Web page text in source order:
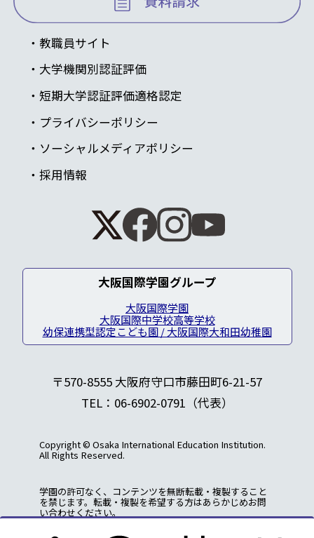
教職員サイト
大学機関別認証評価
短期大学認証評価適格認定
プライバシーポリシー
ソーシャルメディアポリシー
採用情報
大阪国際学園グループ
大阪国際学園
大阪国際中学校高等学校
幼保連携型認定こども園 / 大阪国際大和田幼稚園
〒570-8555 大阪府守口市藤田町6-21-57
TEL：06-6902-0791（代表）
Copyright © Osaka International Education Institution.
All Rights Reserved.
学園の許可なく、コンテンツを無断転載・複製すること
を禁じます。転載・複製を希望する方はあらかじめお問
い合わせください。